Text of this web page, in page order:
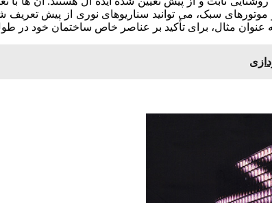
سبک، می توانید سناریوهای نوری از پیش تعریف
مثال، برای تأکید بر عناصر خاص ساختمان خود در